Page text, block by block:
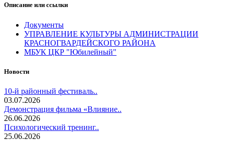
Описание или ссылки
Документы
УПРАВЛЕНИЕ КУЛЬТУРЫ АДМИНИСТРАЦИИ
КРАСНОГВАРДЕЙСКОГО РАЙОНА
МБУК ЦКР "Юбилейный"
Новости
10-й районный фестиваль..
03.07.2026
Демонстрация фильма «Влияние..
26.06.2026
Психологический тренинг..
25.06.2026